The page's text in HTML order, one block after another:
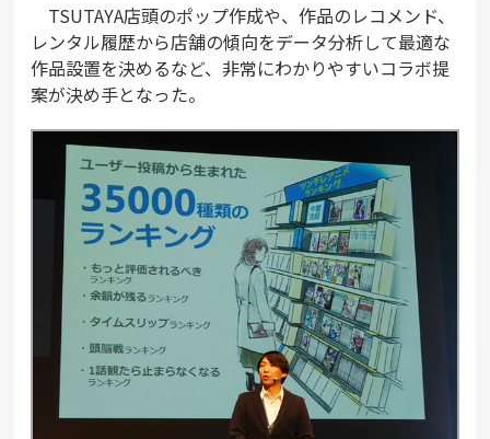
TSUTAYA店頭のポップ作成や、作品のレコメンド、
レンタル履歴から店舗の傾向をデータ分析して最適な
作品設置を決めるなど、非常にわかりやすいコラボ提
案が決め手となった。